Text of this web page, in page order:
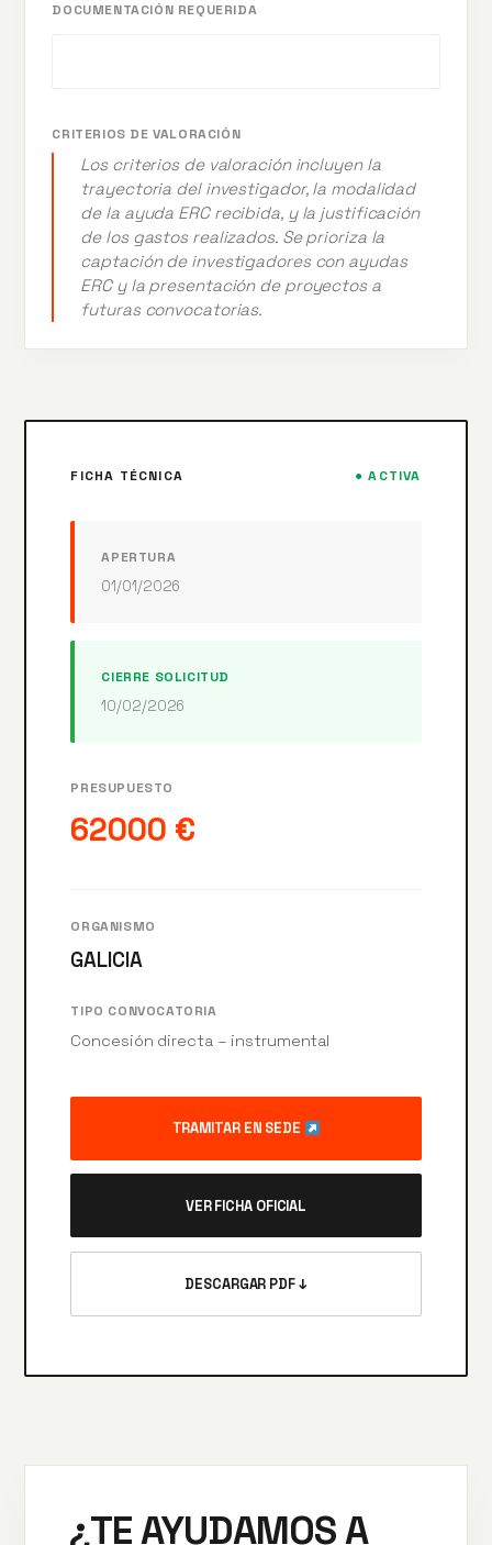
DOCUMENTACIÓN REQUERIDA
CRITERIOS DE VALORACIÓN
Los criterios de valoración incluyen la
trayectoria del investigador, la modalidad
de la ayuda ERC recibida, y la justificación
de los gastos realizados. Se prioriza la
captación de investigadores con ayudas
ERC y la presentación de proyectos a
futuras convocatorias.
FICHA TÉCNICA ● ACTIVA
APERTURA
01/01/2026
CIERRE SOLICITUD
10/02/2026
PRESUPUESTO
62000 €
ORGANISMO
GALICIA
TIPO CONVOCATORIA
Concesión directa – instrumental
TRAMITAR EN SEDE
VER FICHA OFICIAL
DESCARGAR PDF ↓
¿TE AYUDAMOS A